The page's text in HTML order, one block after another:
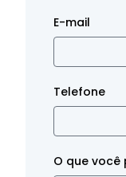
E-mail
Telefone
O que você